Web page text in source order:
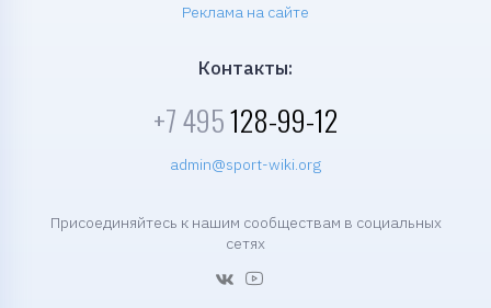
Реклама на сайте
Контакты:
+7 495128-99-12
admin@sport-wiki.org
Присоединяйтесь к нашим сообществам в социальных
сетях